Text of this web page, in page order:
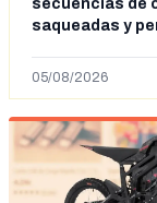
secuencias de
saqueadas y
situación
05/08/2026